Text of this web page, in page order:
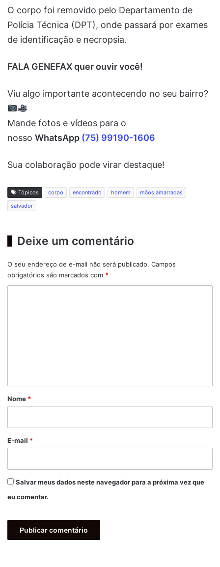
O corpo foi removido pelo Departamento de
Polícia Técnica (DPT), onde passará por exames
de identificação e necropsia.
FALA GENEFAX quer ouvir você!
Viu algo importante acontecendo no seu bairro?
Mande fotos e vídeos para o
nosso WhatsApp (75) 99190-1606
Sua colaboração pode virar destaque!
Tópicos corpo encontrado homem
mãos amarradas
salvador
Deixe um comentário
O seu endereço de e-mail não será publicado. Campos
obrigatórios são marcados com *
r
*
Nome *
E-mail *
Salvar meus dados neste navegador para a próxima vez que
eu comentar.